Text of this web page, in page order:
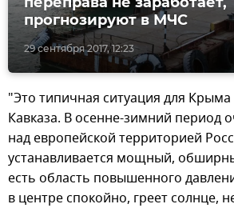
29 сентября 2017, 12:23
прогнозируют в МЧС
"Это типичная ситуация для
Кавказа. В осенне-зимний период
над европейской территорией
устанавливается мощный,
есть область повышенного
в центре спокойно, греет солнце,